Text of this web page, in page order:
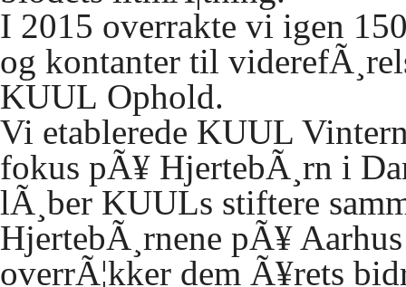
I 2015 overrakte vi igen
og kontanter til
KUUL Ophold.
Vi etablerede KUUL
fokus pÃ¥ HjertebÃ¸rn i
lÃ¸ber KUULs stiftere
HjertebÃ¸rnene pÃ¥
overrÃ¦kker dem Ã¥rets